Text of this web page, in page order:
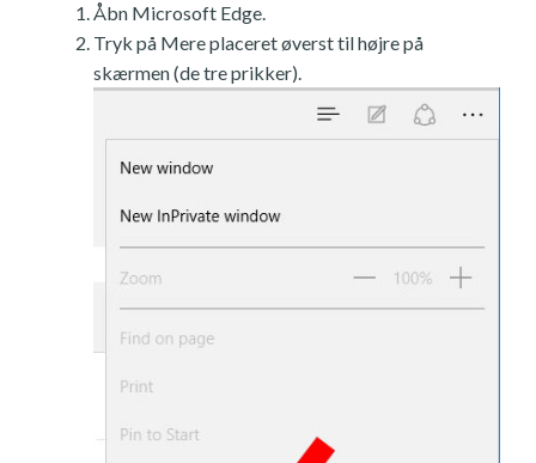
Åbn Microsoft Edge.
Tryk på Mere placeret øverst til højre på
skærmen (de tre prikker).